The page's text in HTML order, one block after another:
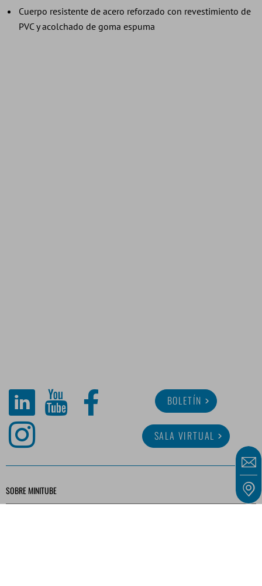
Cuerpo resistente de acero reforzado con revestimiento de
PVC y acolchado de goma espuma
BOLETÍN
SALA VIRTUAL
SOBRE MINITUBE